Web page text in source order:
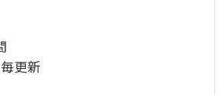
更新